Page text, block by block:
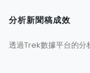
分析新聞稿成效
透過Trek數據平台的分